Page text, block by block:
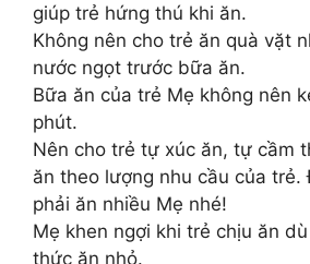
giúp trẻ hứng thú khi ăn.
Không nên cho trẻ ăn quà vặt
nước ngọt trước bữa ăn.
Bữa ăn của trẻ Mẹ không nên
phút.
Nên cho trẻ tự xúc ăn, tự cầm
ăn theo lượng nhu cầu của trẻ.
phải ăn nhiều Mẹ nhé!
Mẹ khen ngợi khi trẻ chịu ăn
thức ăn nhỏ.